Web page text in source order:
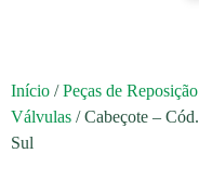
Início /Peças de Reposição
Válvulas / Cabeçote –
Sul